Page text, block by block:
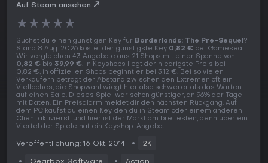
Auf Steam ansehen
★★★★★
Suchst du einen günstigen Key für Borderlands: The Pre-Sequel?
Stand 8 Aug. 2026 kostet der günstigste Key 0,82 € bei Gameseal.
Wir vergleichen 43 Angebote aus 21 Shops mit einer Spanne von
0,82 € bis 39,99 €. In Keyshops liegt der niedrigste Preis bei
0,82 €, in offiziellen Shops beginnt er bei 3,12 €. Bei so vielen
Verkäufern beträgt der Abstand zwischen den Extremen oft ein
Vielfaches, die Shopwahl wiegt hier also schwerer als das Warten
auf einen Sale. Dieses Spiel war schon günstiger, an 96% der Tage
mit Daten. Ein Preisalarm meldet dir den nächsten Rückgang. Auf
dem PC kaufst du einen Key, den du in Steam oder einem anderen
Client aktivierst, und hier ist der Markt am breitesten, denn über ein
Viertel der Spiele hat ein Keyshop-Angebot.
Veröffentlichung: 16 Okt. 2014 2K